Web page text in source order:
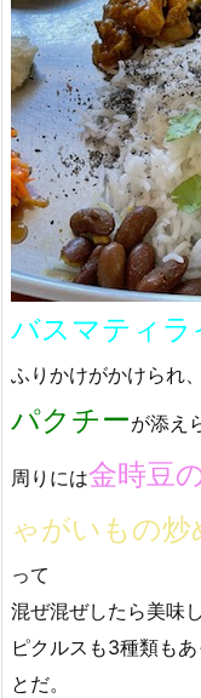
バスマティラ
ふりかけがかけられ、
パクチーが添え
周りには金時豆
ゃがいもの炒
って
混ぜ混ぜしたら美味
ピクルスも3種類も
とだ。